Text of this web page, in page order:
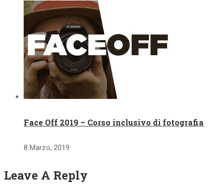
Face Off 2019 – Corso inclusivo di fotografia
8 Marzo, 2019
Leave A Reply